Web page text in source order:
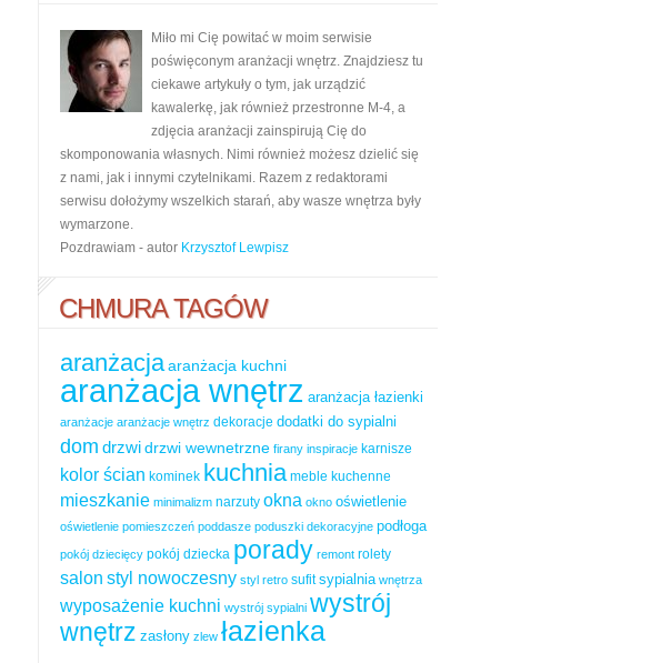
Miło mi Cię powitać w moim serwisie
poświęconym aranżacji wnętrz. Znajdziesz tu
ciekawe artykuły o tym, jak urządzić
kawalerkę, jak również przestronne M-4, a
zdjęcia aranżacji zainspirują Cię do
skomponowania własnych. Nimi również możesz dzielić się
z nami, jak i innymi czytelnikami. Razem z redaktorami
serwisu dołożymy wszelkich starań, aby wasze wnętrza były
wymarzone.
Pozdrawiam - autor Krzysztof Lewpisz
CHMURA TAGÓW
aranżacjaaranżacja kuchni
aranżacja wnętrz aranżacja łazienki
aranżacje aranżacje wnętrz dekoracje dodatki do sypialni
dom drzwidrzwi wewnetrzne firany inspiracje karnisze
kolor ścian kominek kuchnia meble kuchenne
mieszkanie minimalizm narzuty okna okno oświetlenie
oświetlenie pomieszczeń poddasze poduszki dekoracyjne podłoga
pokój dziecięcy pokój dziecka porady remont rolety
salon styl nowoczesny styl retro sufit sypialnia wnętrza
wyposażenie kuchni wystrój sypialni wystrój
wnętrz zasłony zlew łazienka